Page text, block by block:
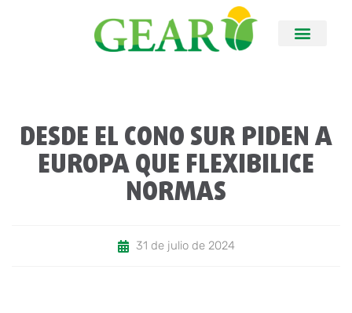
DESDE EL CONO SUR PIDEN A
EUROPA QUE FLEXIBILICE
NORMAS
31 de julio de 2024